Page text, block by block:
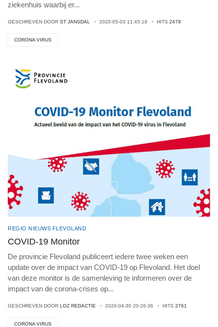
ziekenhuis waarbij er...
GESCHREVEN DOOR ST JANSDAL 2020-05-03 11:45:18 HITS 2478
CORONA VIRUS
REGIO NIEUWS FLEVOLAND
COVID-19 Monitor
De provincie Flevoland publiceert iedere twee weken een
update over de impact van COVID-19 op Flevoland. Het doel
van deze monitor is de samenleving te informeren over de
impact van de corona-crises op...
GESCHREVEN DOOR LOZ REDACTIE 2020-04-30 20:26:36 HITS 2761
CORONA VIRUS